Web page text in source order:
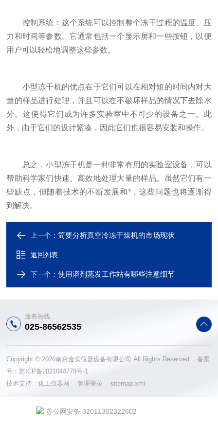
控制系统：这个系统可以控制整个冻干过程的温度、压
力和时间等参数。它通常包括一个显示屏和一些按钮，以便
用户可以轻松地调整这些参数。
小型冻干机的优点在于它们可以在相对短的时间内对大
量的样品进行处理，并且可以在不破坏样品的情况下去除水
分。这使得它们成为许多实验室中不可少的设备之一。此
外，由于它们的设计紧凑，因此它们也很容易安装和操作。
总之，小型冻干机是一种非常有用的实验室设备，可以
帮助科学家们快速、高效地处理大量的样品。虽然它们有一
些缺点，但随着技术的不断发展和*，这些问题也将逐渐得
到解决。
上一个：简要分析真空冷冻干燥机的市场现状
返回列表
下一个：使用溶剂蒸发工作站有哪些注意细节
服务热线
025-86562535
Copyright © 2026南京金实仪器设备有限公司 All Rights Reserved 备案
号：苏ICP备2021044779号-1
技术支持：化工仪器网管理登录 sitemap.xml
苏公网安备 32011302322602